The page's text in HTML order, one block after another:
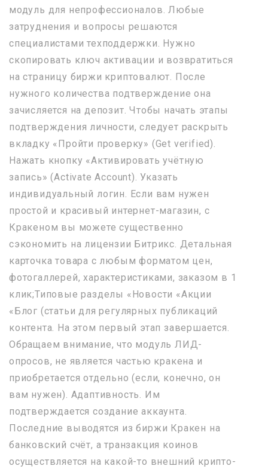
модуль для непрофессионалов. Любые
затруднения и вопросы решаются
специалистами техподдержки. Нужно
скопировать ключ активации и возвратиться
на страницу биржи криптовалют. После
нужного количества подтверждение она
зачисляется на депозит. Чтобы начать этапы
подтверждения личности, следует раскрыть
вкладку «Пройти проверку» (Get verified).
Нажать кнопку «Активировать учётную
запись» (Activate Account). Указать
индивидуальный логин. Если вам нужен
простой и красивый интернет-магазин, с
Кракеном вы можете существенно
сэкономить на лицензии Битрикс. Детальная
карточка товара с любым форматом цен,
фотогаллерей, характеристиками, заказом в 1
клик;Типовые разделы «Новости «Акции
«Блог (статьи для регулярных публикаций
контента. На этом первый этап завершается.
Обращаем внимание, что модуль ЛИД-
опросов, не является частью кракена и
приобретается отдельно (если, конечно, он
вам нужен). Адаптивность. Им
подтверждается создание аккаунта.
Последние выводятся из биржи Кракен на
банковский счёт, а транзакция коинов
осуществляется на какой-то внешний крипто-